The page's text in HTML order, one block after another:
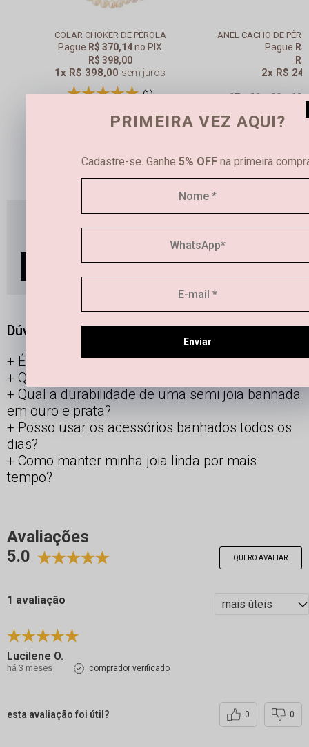
COLAR CHOKER DE PÉROLA
Pague R$ 370,14no PIX
R$ 398,00
1x R$ 398,00 sem juros
(1)
U
Pague
2x R$
07 08 09
10
16
17 18
Sem juros
Dúvidas frequentes
É possível limpar joias femininas em casa?
Qual é a diferença entre semijoias e bijuterias?
Qual a durabilidade de uma semi joia banhada
em ouro e prata?
Posso usar os acessórios banhados todos os
dias?
Como manter minha joia linda por mais
tempo?
Avaliações
5.0
QUERO AVALIAR
1 avaliação
Lucilene O.
há 3 meses comprador verificado
esta avaliação foi útil? 0 0
PRIMEIRA VEZ AQUI?
Cadastre-se. Ganhe 5% OFF na primeira
Enviar